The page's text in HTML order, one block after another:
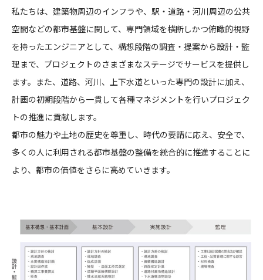
CORPORATE
CONTACT
コンプライアンスポリシー プライバシーポリシー ご利用規約
私たちは、建築物周辺のインフラや、駅・道路・河川周辺の公共
空間などの都市基盤に関して、専門領域を横断しかつ俯瞰的視野
を持ったエンジニアとして、 構想段階の調査・提案から設計・監
理まで、プロジェクトのさまざまなステージでサービスを提供し
ます。また、道路、河川、上下水道といった専門の設計に加え、
計画の初期段階から一貫して各種マネジメントを行いプロジェク
トの推進に貢献します。
都市の魅力や土地の歴史を尊重し、時代の要請に応え、安全で、
多くの人に利用される都市基盤の整備を統合的に推進することに
より、都市の価値をさらに高めていきます。